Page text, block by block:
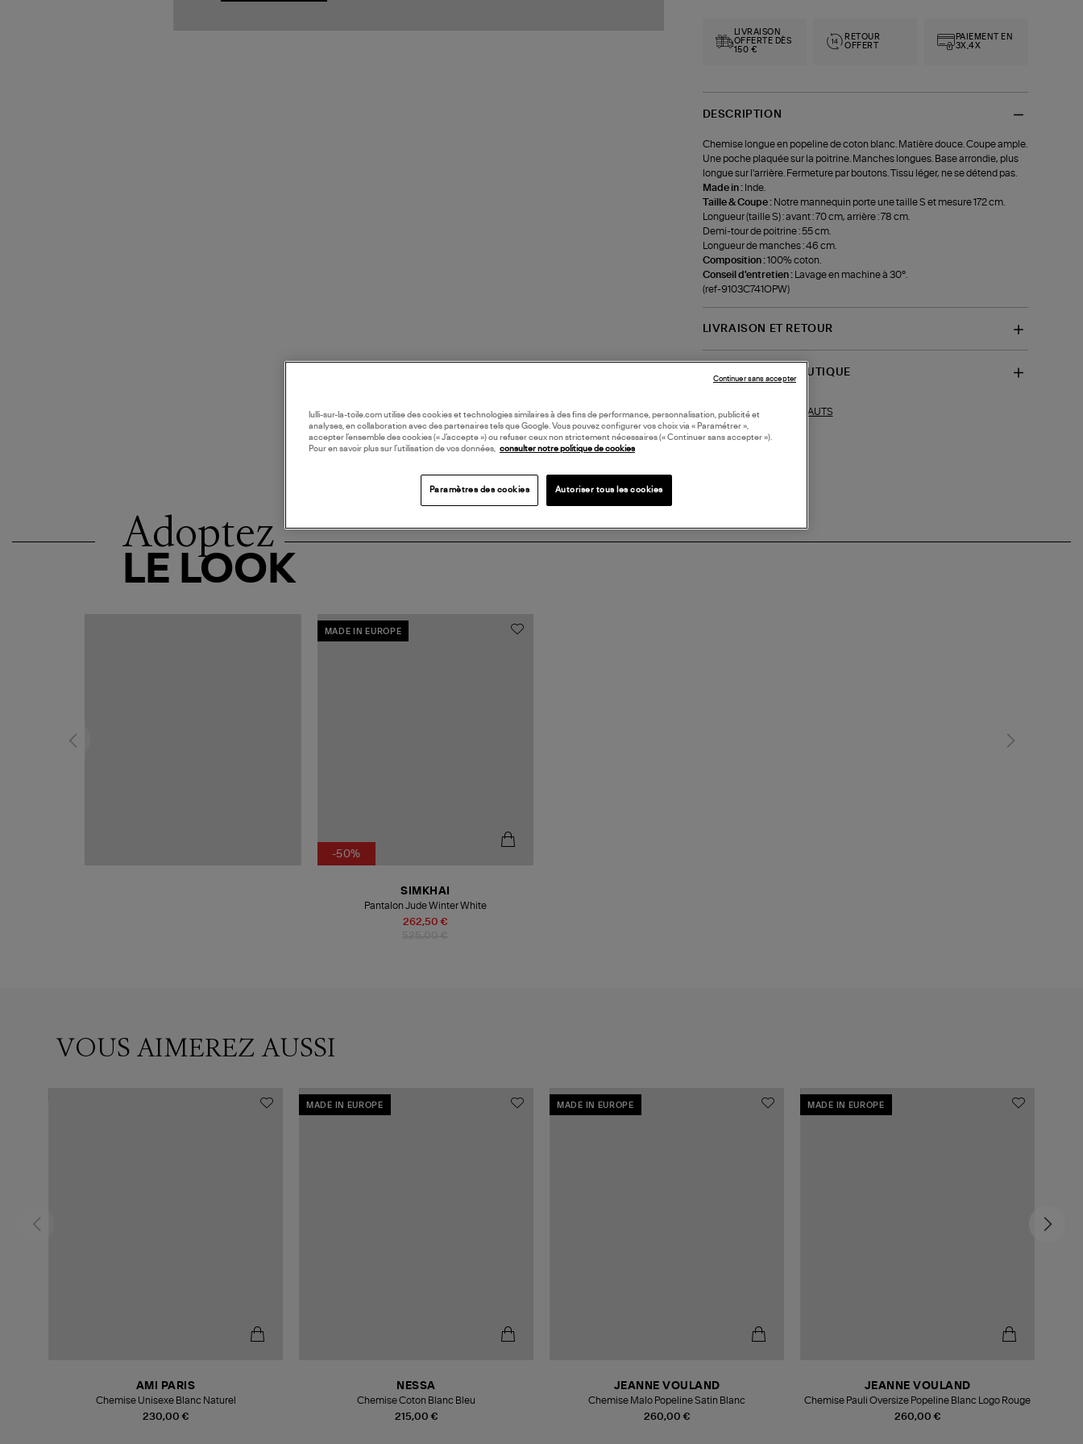
LIVRAISON
OFFERTE DÈS
150 €
RETOUR
OFFERT
PAIEMENT EN
3X,4X
DESCRIPTION
Chemise longue en popeline de coton blanc. Matière douce. Coupe ample.
Une poche plaquée sur la poitrine. Manches longues. Base arrondie, plus
longue sur l'arrière. Fermeture par boutons. Tissu léger, ne se détend pas.
Made in : Inde.
Taille & Coupe : Notre mannequin porte une taille S et mesure 172 cm.
Longueur (taille S) : avant : 70 cm, arrière : 78 cm.
Demi-tour de poitrine : 55 cm.
Longueur de manches : 46 cm.
Composition :100% coton.
Conseil d'entretien :
Lavage en machine à 30°.
(ref-9103C741OPW)
LIVRAISON ET RETOUR
DISPONIBILITÉ BOUTIQUE
Collections similaires : HAUTS
Adoptez
LE LOOK
MADE IN EUROPE
-50%
262,50 €
SIMKHAI
Pantalon Jude Winter White
VOUS AIMEREZ AUSSI
230,00 €
AMI PARIS
Chemise Unisexe Blanc Naturel
MADE IN EUROPE
215,00 €
NESSA
Chemise Coton Blanc Bleu
MADE IN EUROPE
260,00 €
JEANNE VOULAND
Chemise Malo Popeline Satin Blanc
MADE IN EUROPE
260,00 €
JEANNE VOULAND
Chemise Pauli Oversize Popeline Blanc Logo Rouge
lulli-sur-la-toile.com utilise des cookies et technologies similaires à des fins de performance, personnalisation, publicité et
analyses, en collaboration avec des partenaires tels que Google. Vous pouvez configurer vos choix via « Paramétrer »,
accepter l’ensemble des cookies (« J’accepte ») ou refuser ceux non strictement nécessaires (« Continuer sans accepter »).
Pour en savoir plus sur l’utilisation de vos données, consulter notre politique de cookies
Paramètres des cookies Autoriser tous les cookies
Continuer sans accepter